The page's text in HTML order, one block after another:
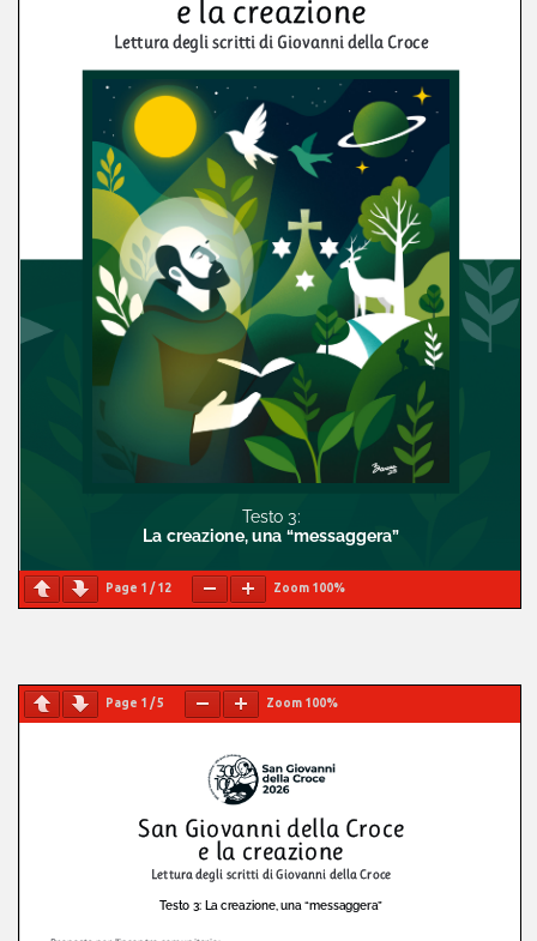
Page 1 /12 Zoom 100%
Page 1 /5 Zoom 100%